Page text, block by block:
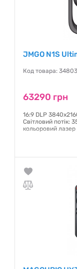
JMGO N1S
Код товара:
63290 грн
16:9 DLP
Світловий потік:
кольоровий